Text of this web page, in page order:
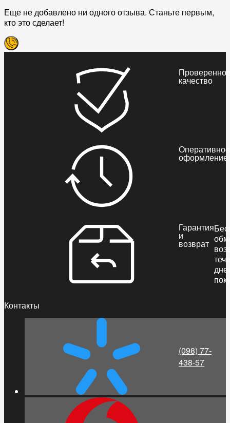
Еще не добавлено ни одного отзыва. Станьте первым,
кто это сделает!
качество
Оперативное
оформление
Гарантия
и
возврат
Контакты
(098) 77-
438-57